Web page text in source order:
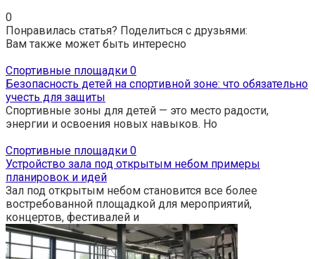
0
Понравилась статья? Поделиться с друзьями:
Вам также может быть интересно
Спортивные площадки 0
Безопасность детей на спортивной зоне: что обязательно
учесть для защиты
Спортивные зоны для детей — это место радости,
энергии и освоения новых навыков. Но
Спортивные площадки 0
Устройство зала под открытым небом примеры
планировок и идей
Зал под открытым небом становится все более
востребованной площадкой для мероприятий,
концертов, фестивалей и